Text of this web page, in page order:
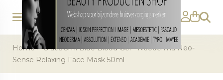
Home>Gratis 3ml Blue Blood Gel - Neoderma Neo-
Sense Relaxing Face Mask 50ml